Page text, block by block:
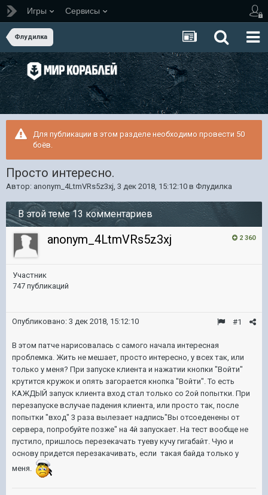
Игры Сервисы
Флудилка
Для публикации в этом разделе необходимо провести 50
боёв.
Просто интересно.
Автор: anonym_4LtmVRs5z3xj, 3 дек 2018, 15:12:10 в Флудилка
В этой теме 13 комментариев
2 360
anonym_4LtmVRs5z3xj
Участник
747 публикаций
#1
Опубликовано: 3 дек 2018, 15:12:10
В этом патче нарисовалась с самого начала интересная
проблемка. Жить не мешает, просто интересно, у всех так, или
только у меня? При запуске клиента и нажатии кнопки "Войти"
крутится кружок и опять загорается кнопка "Войти". То есть
КАЖДЫЙ запуск клиента вход стал только со 2ой попытки. При
перезапуске вслучае падения клиента, или просто так, после
попытки "вход" 3 раза вылезает надпись"Вы отсоеденены от
сервера, попробуйте позже" на 4й запускает. На тест вообще не
пустило, пришлось перезекачать туеву кучу гигабайт. Чую и
основу придется перезакачивать, если такая байда только у
меня.